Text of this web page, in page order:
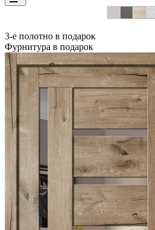
3-е полотно в подарок
Фурнитура в подарок